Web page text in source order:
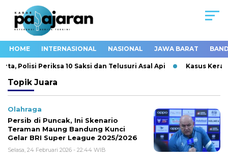
HOME INTERNASIONAL NASIONAL JAWA BARAT
Polisi Periksa 10 Saksi dan Telusuri Asal Api Kasus
Topik Juara
Olahraga
Persib di Puncak, Ini Skenario
Teraman Maung Bandung Kunci
Gelar BRI Super League 2025/2026
Selasa, 24 Februari 2026 - 22:44 WIB